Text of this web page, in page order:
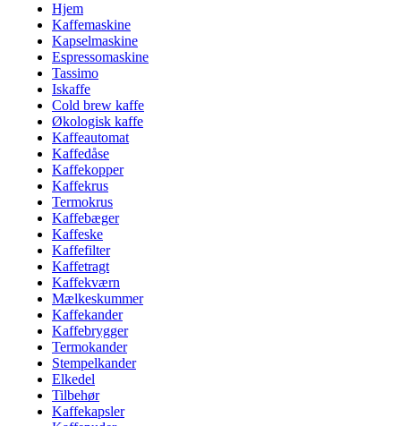
Hjem
Kaffemaskine
Kapselmaskine
Espressomaskine
Tassimo
Iskaffe
Cold brew kaffe
Økologisk kaffe
Kaffeautomat
Kaffedåse
Kaffekopper
Kaffekrus
Termokrus
Kaffebæger
Kaffeske
Kaffefilter
Kaffetragt
Kaffekværn
Mælkeskummer
Kaffekander
Kaffebrygger
Termokander
Stempelkander
Elkedel
Tilbehør
Kaffekapsler